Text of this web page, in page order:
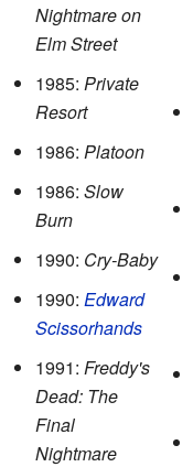
Nightmare on
Elm Street
1985: Private
Resort
1986: Platoon
1986: Slow
Burn
1990: Cry-Baby
1990: Edward
Scissorhands
1991: Freddy's
Dead: The
Final
Nightmare